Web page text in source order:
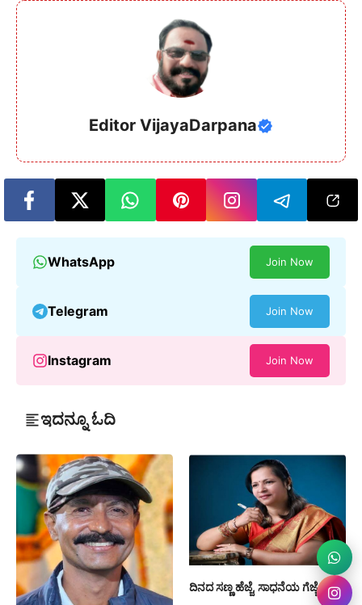
Editor VijayaDarpana
WhatsApp Join Now
Telegram Join Now
Instagram Join Now
ಇದನ್ನೂ ಓದಿ
ದಿನದ ಸಣ್ಣ ಹೆಜ್ಜೆ, ಸಾಧನೆಯ ಗೆಜ್ಜೆ